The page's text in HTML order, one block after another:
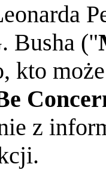
Busha ("
kto
z